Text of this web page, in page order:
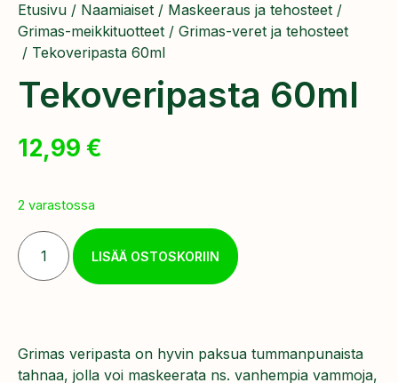
Etusivu / Naamiaiset / Maskeeraus ja tehosteet /
Grimas-meikkituotteet / Grimas-veret ja tehosteet
/ Tekoveripasta 60ml
Tekoveripasta 60ml
12,99 €
2 varastossa
LISÄÄ OSTOSKORIIN
Grimas veripasta on hyvin paksua tummanpunaista
tahnaa, jolla voi maskeerata ns. vanhempia vammoja,